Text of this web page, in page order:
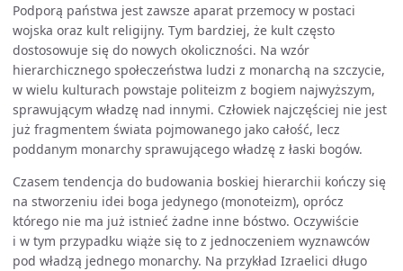
Podporą państwa jest zawsze aparat przemocy w postaci
wojska oraz kult religijny. Tym bardziej, że kult często
dostosowuje się do nowych okoliczności. Na wzór
hierarchicznego społeczeństwa ludzi z monarchą na szczycie,
w wielu kulturach powstaje politeizm z bogiem najwyższym,
sprawującym władzę nad innymi. Człowiek najczęściej nie jest
już fragmentem świata pojmowanego jako całość, lecz
poddanym monarchy sprawującego władzę z łaski bogów.
Czasem tendencja do budowania boskiej hierarchii kończy się
na stworzeniu idei boga jedynego (monoteizm), oprócz
którego nie ma już istnieć żadne inne bóstwo. Oczywiście
i w tym przypadku wiąże się to z jednoczeniem wyznawców
pod władzą jednego monarchy. Na przykład Izraelici długo